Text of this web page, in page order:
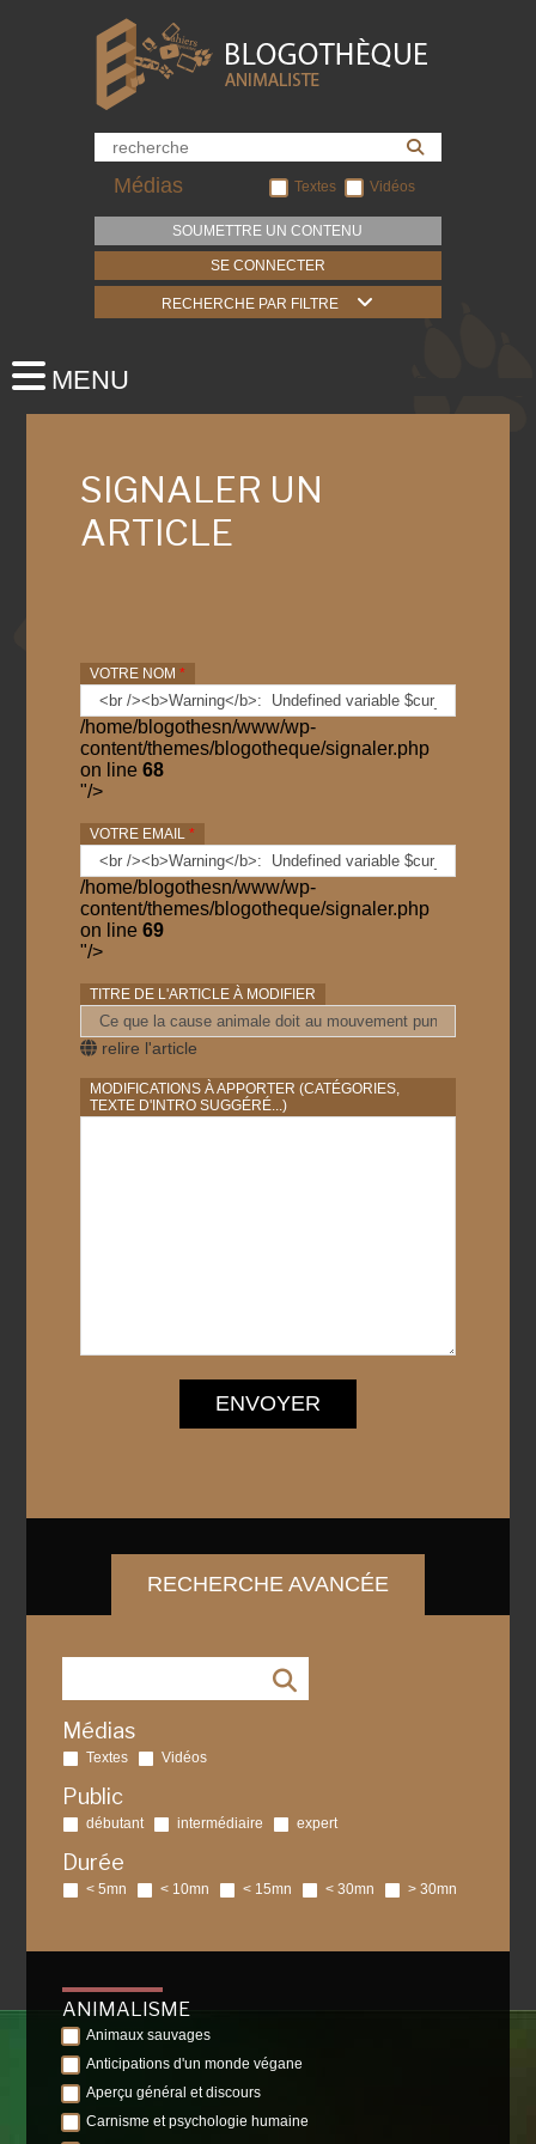
Médias Textes Vidéos
SOUMETTRE UN CONTENU
SE CONNECTER
RECHERCHE PAR FILTRE
SIGNALER UN
ARTICLE
VOTRE NOM*
/home/blogothesn/www/wp-
content/themes/blogotheque/signaler.php
on line68
"/>
VOTRE EMAIL*
/home/blogothesn/www/wp-
content/themes/blogotheque/signaler.php
on line69
"/>
TITRE DE L'ARTICLE À MODIFIER
relire l'article
MODIFICATIONS À APPORTER (CATÉGORIES,
TEXTE D'INTRO SUGGÉRÉ...)
ENVOYER
RECHERCHE AVANCÉE
Médias
Textes Vidéos
Public
débutant intermédiaire expert
Durée
< 5mn < 10mn < 15mn < 30mn > 30mn
ANIMALISME
Animaux sauvages
Anticipations d'un monde végane
Aperçu général et discours
Carnisme et psychologie humaine